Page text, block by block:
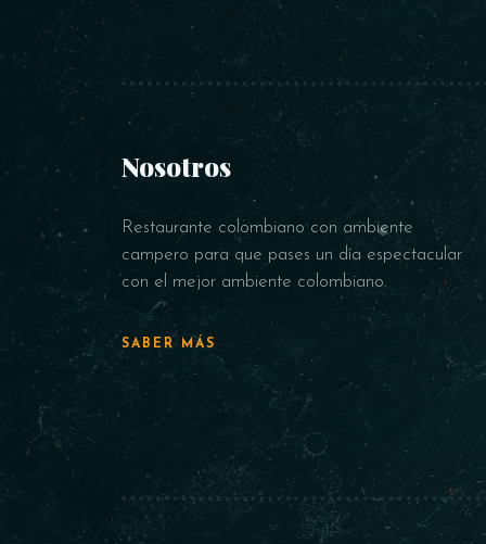
Nosotros
Restaurante colombiano con ambiente
campero para que pases un día espectacular
con el mejor ambiente colombiano.
SABER MÁS